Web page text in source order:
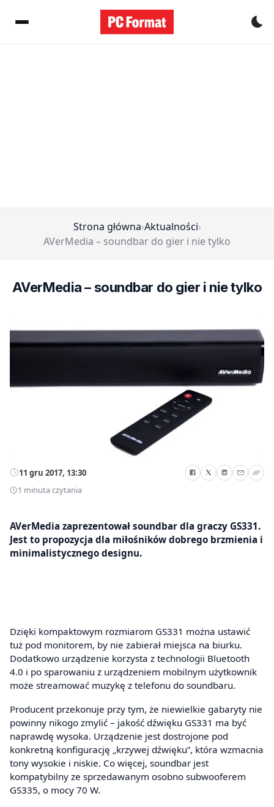
Strona główna›Aktualności›
AVerMedia – soundbar do gier i nie tylko
AVerMedia – soundbar do gier i nie tylko
11 gru 2017, 13:30
1 minuta czytania
AVerMedia zaprezentował soundbar dla graczy GS331.
Jest to propozycja dla miłośników dobrego brzmienia i
minimalistycznego designu.
Dzięki kompaktowym rozmiarom GS331 można ustawić
tuż pod monitorem, by nie zabierał miejsca na biurku.
Dodatkowo urządzenie korzysta z technologii Bluetooth
4.0 i po sparowaniu z urządzeniem mobilnym użytkownik
może streamować muzykę z telefonu do soundbaru.
Producent przekonuje przy tym, że niewielkie gabaryty nie
powinny nikogo zmylić – jakość dźwięku GS331 ma być
naprawdę wysoka. Urządzenie jest dostrojone pod
konkretną konfigurację „krzywej dźwięku”, która wzmacnia
tony wysokie i niskie. Co więcej, soundbar jest
kompatybilny ze sprzedawanym osobno subwooferem
GS335, o mocy 70 W.